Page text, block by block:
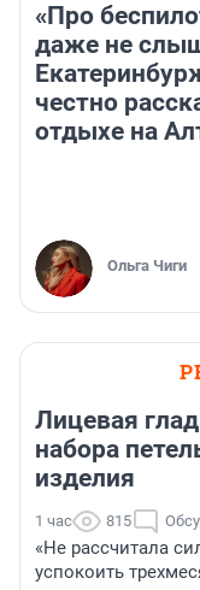
«Про
даже не
честно
отдыхе на
Ольга Чиги
Лицевая
набора
изделия
1 час 815
«Не рассчитала
успокоить